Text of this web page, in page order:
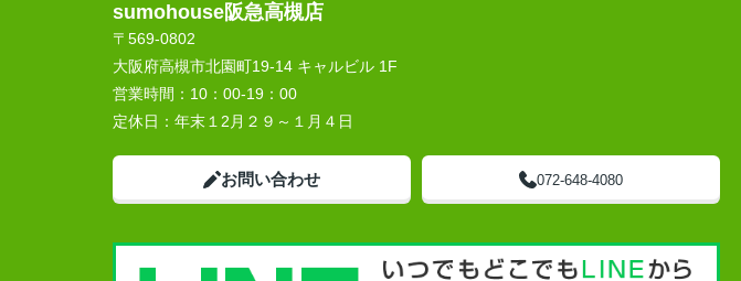
sumohouse阪急高槻店
〒569-0802
大阪府高槻市北園町19-14 キャルビル 1F
営業時間： 10：00-19：00
定休日： 年末１2月２９～１月４日
お問い合わせ 072-648-4080